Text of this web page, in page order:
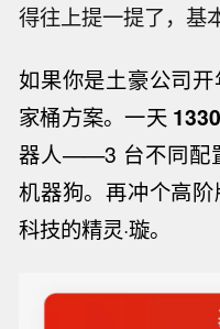
得往上提一提了，基
如果你是土豪公司
家桶方案。一天
器人——3 台不同配
机器狗。再冲个高
科技的精灵·璇。